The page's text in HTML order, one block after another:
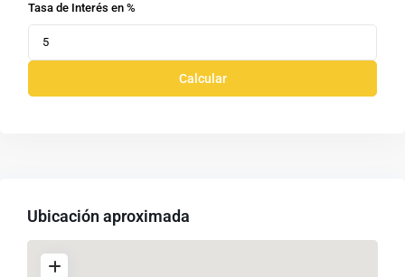
Tasa de Interés en %
Calcular
Ubicación aproximada